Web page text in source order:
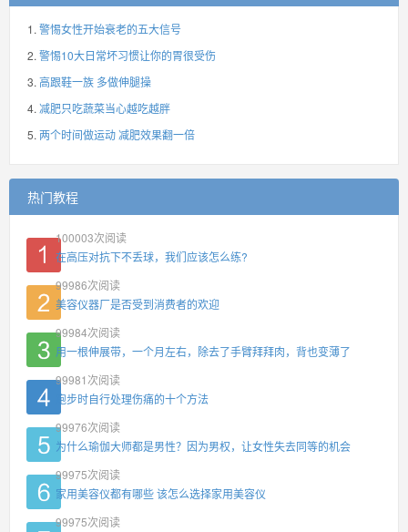
警惕女性开始衰老的五大信号
警惕10大日常坏习惯让你的胃很受伤
高跟鞋一族 多做伸腿操
减肥只吃蔬菜当心越吃越胖
两个时间做运动 减肥效果翻一倍
热门教程
100003次阅读
在高压对抗下不丢球，我们应该怎么练?
99986次阅读
美容仪器厂是否受到消费者的欢迎
99984次阅读
用一根伸展带，一个月左右，除去了手臂拜拜肉，背也变薄了
99981 次阅读
跑步时自行处理伤痛的十个方法
99976次阅读
为什么瑜伽大师都是男性？因为男权，让女性失去同等的机会
99975次阅读
家用美容仪都有哪些 该怎么选择家用美容仪
99975次阅读